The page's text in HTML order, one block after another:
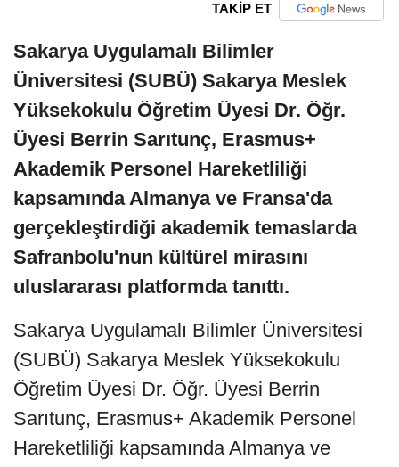
TAKİP ET
Sakarya Uygulamalı Bilimler
Üniversitesi (SUBÜ) Sakarya Meslek
Yüksekokulu Öğretim Üyesi Dr. Öğr.
Üyesi Berrin Sarıtunç, Erasmus+
Akademik Personel Hareketliliği
kapsamında Almanya ve Fransa'da
gerçekleştirdiği akademik temaslarda
Safranbolu'nun kültürel mirasını
uluslararası platformda tanıttı.
Sakarya Uygulamalı Bilimler Üniversitesi
(SUBÜ) Sakarya Meslek Yüksekokulu
Öğretim Üyesi Dr. Öğr. Üyesi Berrin
Sarıtunç, Erasmus+ Akademik Personel
Hareketliliği kapsamında Almanya ve